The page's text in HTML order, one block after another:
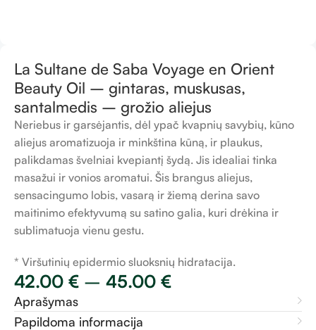
La Sultane de Saba Voyage en Orient
Beauty Oil – gintaras, muskusas,
santalmedis – grožio aliejus
Neriebus ir garsėjantis, dėl ypač kvapnių savybių, kūno
aliejus aromatizuoja ir minkština kūną, ir plaukus,
palikdamas švelniai kvepiantį šydą. Jis idealiai tinka
masažui ir vonios aromatui. Šis brangus aliejus,
sensacingumo lobis, vasarą ir žiemą derina savo
maitinimo efektyvumą su satino galia, kuri drėkina ir
sublimatuoja vienu gestu.
* Viršutinių epidermio sluoksnių hidratacija.
42.00 € – 45.00 €
Aprašymas
Papildoma informacija